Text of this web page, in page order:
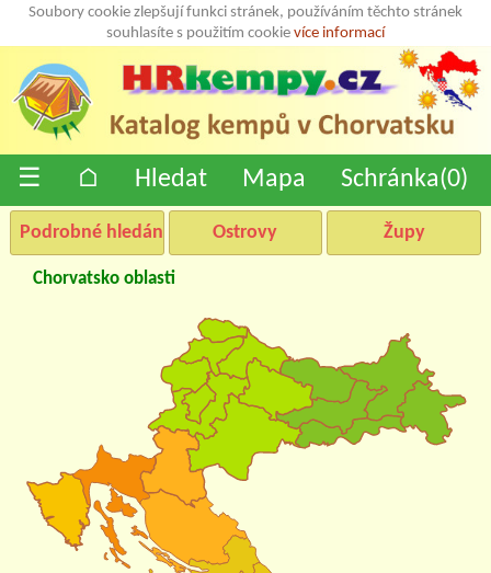
Soubory cookie zlepšují funkci stránek, používáním těchto stránek
souhlasíte s použitím cookie více informací
☰ ⌂ Hledat Mapa Schránka(0)
Podrobné hledání Ostrovy Župy
Chorvatsko oblasti